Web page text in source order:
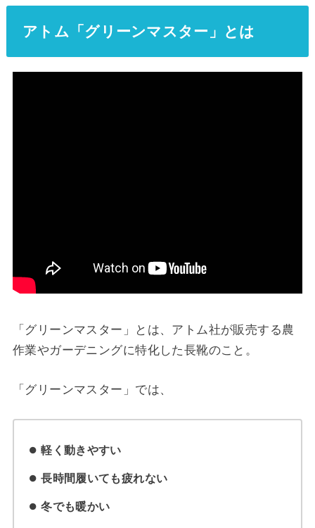
アトム「グリーンマスター」とは
「グリーンマスター」とは、アトム社が販売する農
作業やガーデニングに特化した長靴のこと。
「グリーンマスター」では、
軽く動きやすい
長時間履いても疲れない
冬でも暖かい